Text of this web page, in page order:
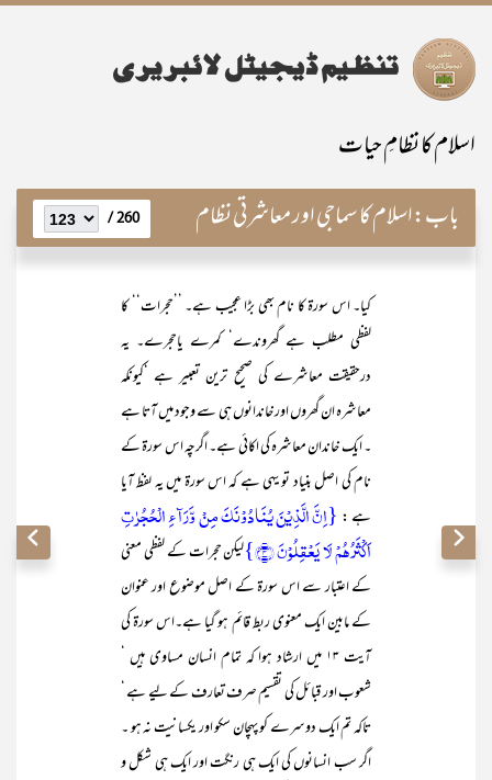
اسلام کا نظامِ حیات
باب:اسلام کا سماجی اور معاشرتی نظام 260 /
کیا۔ اس سورۃ کا نام بھی بڑا عجیب ہے۔ ’’حجرات‘‘ کا
لفظی مطلب ہے گھروندے‘ کمرے یاحجرے۔ یہ
درحقیقت معاشرے کی صحیح ترین تعبیر ہے ‘کیونکہ
معاشرہ ان گھروں اور خاندانوں ہی سے وجود میں آتا ہے
۔ ایک خاندان معاشرہ کی اکائی ہے۔ اگرچہ اس سورۃ کے
نام کی اصل بنیاد تو یہی ہے کہ اس سورۃ میں یہ لفظ آیا
ہے : {اِنَّ الَّذِیۡنَ یُنَادُوۡنَکَ مِنۡ وَّرَآءِ الۡحُجُرٰتِ
اَکۡثَرُہُمۡ لَا یَعۡقِلُوۡنَ ﴿۴﴾}
لیکن حجرات کے لفظی معنی
کے اعتبار سے اس سورۃ کے اصل موضوع اور عنوان
کے مابین ایک معنوی ربط قائم ہو گیا ہے۔اس سورۃ کی
آیت ۱۳ میں ارشاد ہوا کہ تمام انسان مساوی ہیں ‘
شعوب اور قبائل کی تقسیم صرف تعارف کے لیے ہے ‘
تاکہ تم ایک دوسرے کو پہچان سکو اور یکسانیت نہ ہو ۔
اگر سب انسانوں کی ایک ہی رنگت اور ایک ہی شکل و